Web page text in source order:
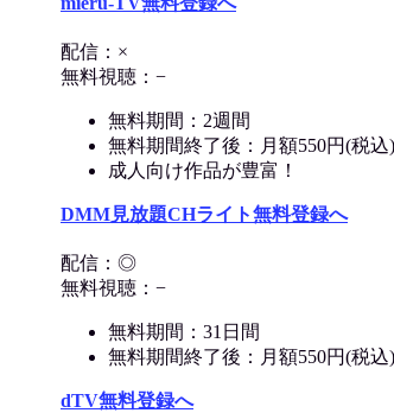
配信：×
無料視聴：−
無料期間：2週間
無料期間終了後：月額550円(税込)
成人向け作品が豊富！
DMM見放題CHライト無料登録へ
配信：◎
無料視聴：−
無料期間：31日間
無料期間終了後：月額550円(税込)
dTV無料登録へ